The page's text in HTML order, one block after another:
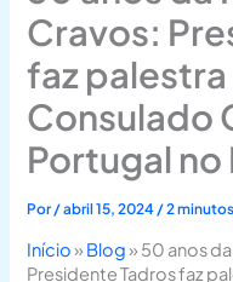
Cravos:
faz
Consulado
Portugal no
Por/abril 15, 2024 /2
Início» Blog» 50 anos
Presidente Tadros faz